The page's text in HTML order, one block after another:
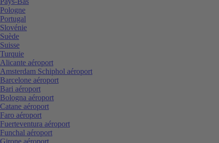
Pologne
Portugal
Slovénie
Suède
Suisse
Turquie
Alicante aéroport
Amsterdam Schiphol aéroport
Barcelone aéroport
Bari aéroport
Bologna aéroport
Catane aéroport
Faro aéroport
Fuerteventura aéroport
Funchal aéroport
Girone aéroport